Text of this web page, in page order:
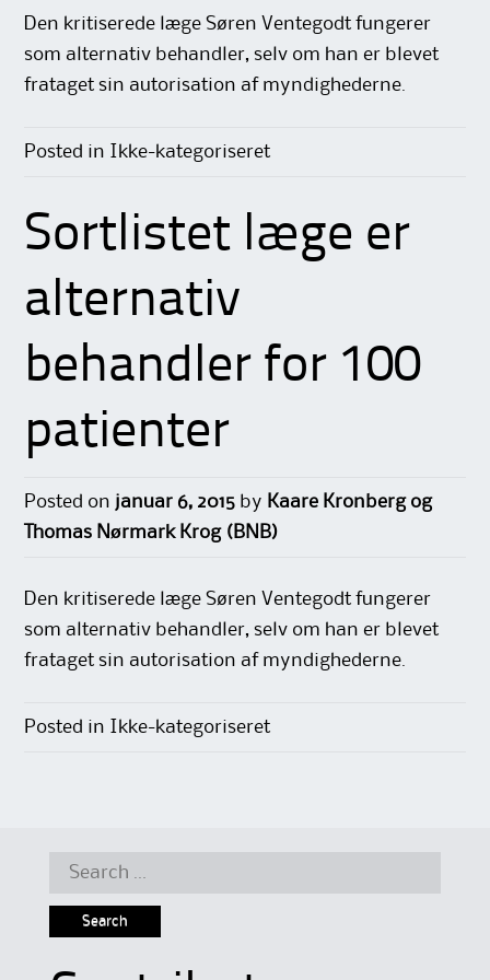
Den kritiserede læge Søren Ventegodt fungerer
som alternativ behandler, selv om han er blevet
frataget sin autorisation af myndighederne.
Posted in Ikke-kategoriseret
Sortlistet læge er
alternativ
behandler for 100
patienter
Posted on januar 6, 2015 by Kaare Kronberg og
Thomas Nørmark Krog (BNB)
Den kritiserede læge Søren Ventegodt fungerer
som alternativ behandler, selv om han er blevet
frataget sin autorisation af myndighederne.
Posted in Ikke-kategoriseret
Search